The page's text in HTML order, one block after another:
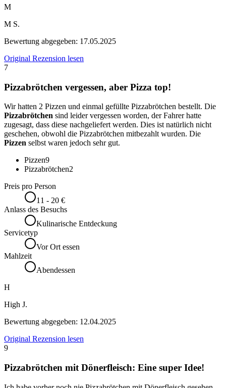
M
M S.
Bewertung abgegeben: 17.05.2025
Original Rezension lesen
7
Pizzabrötchen vergessen, aber Pizza top!
Wir hatten 2 Pizzen und einmal gefüllte Pizzabrötchen bestellt. Die
Pizzabrötchen sind leider vergessen worden, der Fahrer hatte
zugesagt, dass diese nachgeliefert werden. Dies ist natürlich nicht
geschehen, obwohl die Pizzabrötchen mitbezahlt wurden. Die
Pizzen selbst waren jedoch sehr gut.
Pizzen9
Pizzabrötchen2
Preis pro Person
11 - 20 €
Anlass des Besuchs
Kulinarische Entdeckung
Servicetyp
Vor Ort essen
Mahlzeit
Abendessen
H
High J.
Bewertung abgegeben: 12.04.2025
Original Rezension lesen
9
Pizzabrötchen mit Dönerfleisch: Eine super Idee!